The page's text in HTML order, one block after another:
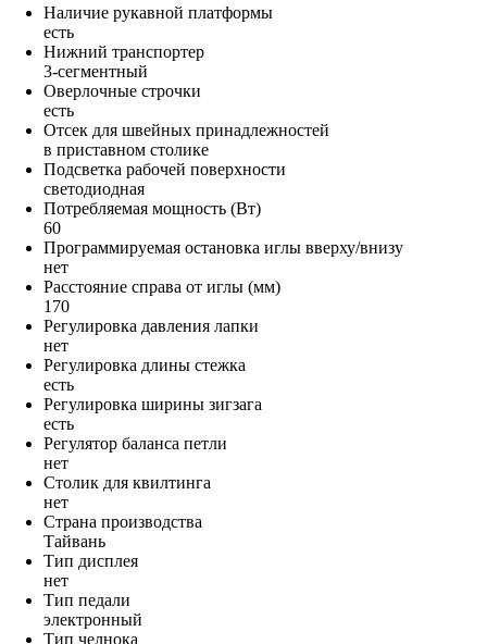
Наличие рукавной платформы
есть
Нижний транспортер
3-сегментный
Оверлочные строчки
есть
Отсек для швейных принадлежностей
в приставном столике
Подсветка рабочей поверхности
светодиодная
Потребляемая мощность (Вт)
60
Программируемая остановка иглы вверху/внизу
нет
Расстояние справа от иглы (мм)
170
Регулировка давления лапки
нет
Регулировка длины стежка
есть
Регулировка ширины зигзага
есть
Регулятор баланса петли
нет
Столик для квилтинга
нет
Страна производства
Тайвань
Тип дисплея
нет
Тип педали
электронный
Тип челнока